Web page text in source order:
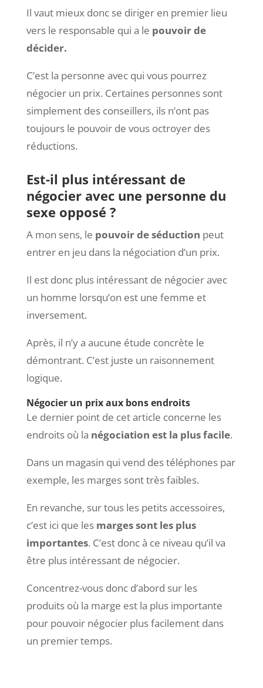
Il vaut mieux donc se diriger en premier lieu
vers le responsable qui a le pouvoir de
décider.
C’est la personne avec qui vous pourrez
négocier un prix. Certaines personnes sont
simplement des conseillers, ils n’ont pas
toujours le pouvoir de vous octroyer des
réductions.
Est-il plus intéressant de
négocier avec une personne du
sexe opposé ?
A mon sens, le pouvoir de séduction peut
entrer en jeu dans la négociation d’un prix.
Il est donc plus intéressant de négocier avec
un homme lorsqu’on est une femme et
inversement.
Après, il n’y a aucune étude concrète le
démontrant. C’est juste un raisonnement
logique.
Négocier un prix aux bons endroits
Le dernier point de cet article concerne les
endroits où la négociation est la plus facile.
Dans un magasin qui vend des téléphones par
exemple, les marges sont très faibles.
En revanche, sur tous les petits accessoires,
c’est ici que les marges sont les plus
importantes. C’est donc à ce niveau qu’il va
être plus intéressant de négocier.
Concentrez-vous donc d’abord sur les
produits où la marge est la plus importante
pour pouvoir négocier plus facilement dans
un premier temps.